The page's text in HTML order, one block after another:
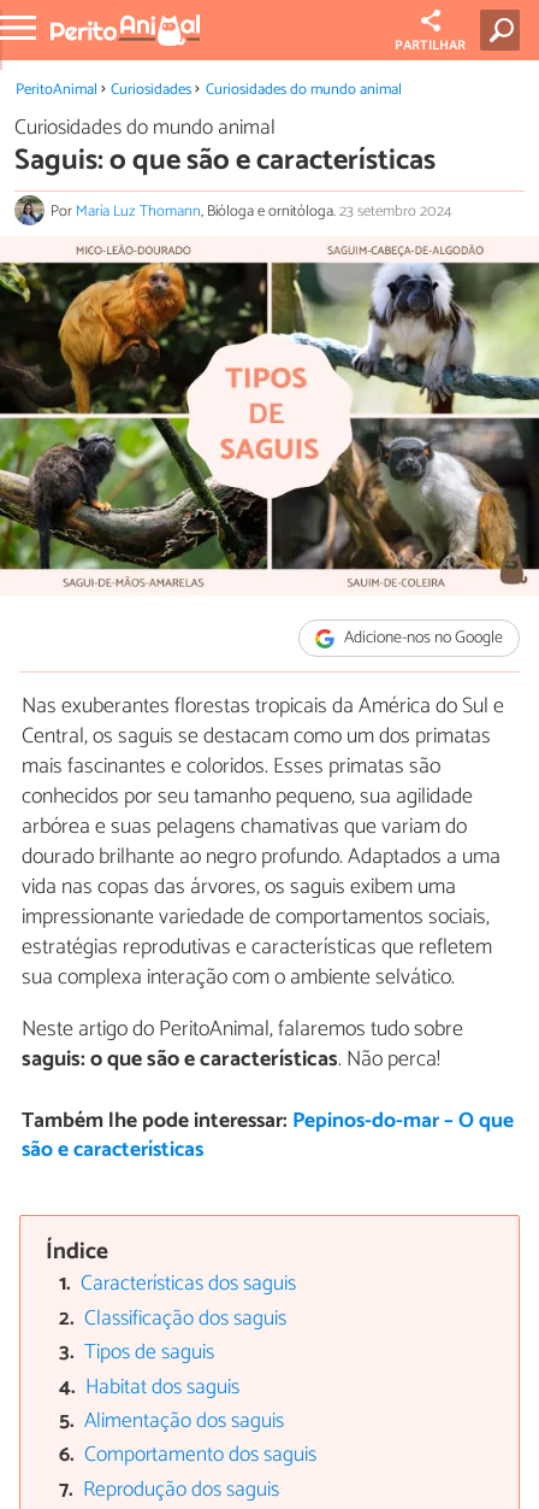
PARTILHAR
PeritoAnimal Curiosidades Curiosidades do mundo animal
Curiosidades do mundo animal
Saguis: o que são e características
PorMaría Luz Thomann, Bióloga e ornitóloga.23 setembro 2024
Adicione-nos no Google
Nas exuberantes florestas tropicais da América do Sul e
Central, os saguis se destacam como um dos primatas
mais fascinantes e coloridos. Esses primatas são
conhecidos por seu tamanho pequeno, sua agilidade
arbórea e suas pelagens chamativas que variam do
dourado brilhante ao negro profundo. Adaptados a uma
vida nas copas das árvores, os saguis exibem uma
impressionante variedade de comportamentos sociais,
estratégias reprodutivas e características que refletem
sua complexa interação com o ambiente selvático.
Neste artigo do PeritoAnimal, falaremos tudo sobre
saguis: o que são e características. Não perca!
Também lhe pode interessar: Pepinos-do-mar – O que
são e características
Índice
Características dos saguis
Classificação dos saguis
Tipos de saguis
Habitat dos saguis
Alimentação dos saguis
Comportamento dos saguis
Reprodução dos saguis